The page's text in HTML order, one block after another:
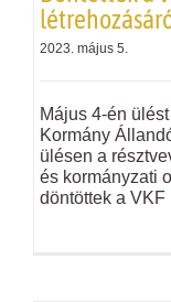
2023. május 5.
Május 4-én
Kormány
ülésen a
és kormányzati
döntöttek a VKF